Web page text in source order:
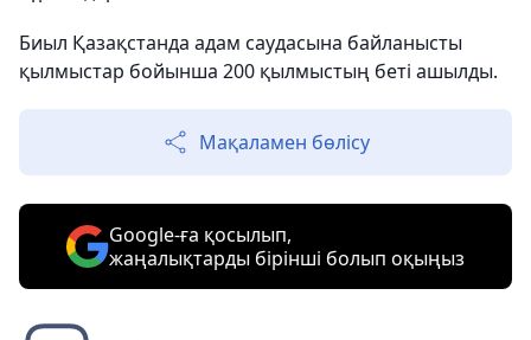
Биыл Қазақстанда адам саудасына байланысты
қылмыстар бойынша 200 қылмыстың беті ашылды.
Мақаламен бөлісу
Google-ға қосылып,
жаңалықтарды бірінші болып оқыңыз